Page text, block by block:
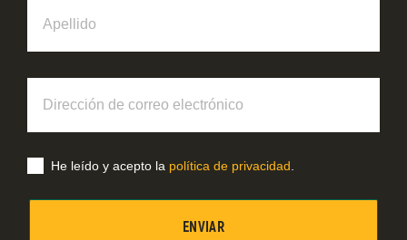
correo
electrónico
He leído y acepto la política de privacidad